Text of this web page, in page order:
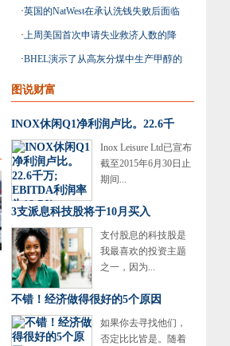
业前景改善;商业
·英国的NatWest在承认洗钱失败后面临
3.4亿英镑的罚款
·上周美国首次申请失业救济人数的降
幅为6月底以来最
·BHEL演示了从高灰分煤中生产甲醇的
技术
图说财富
INOX休闲Q1净利润卢比。22.6千
Inox Leisure Ltd已宣布
截至2015年6月30日止
期间...
3支派息科技股将于10月买入
支付股息的科技股是
我最喜欢的投资主题
之一，因为...
不错！经济做得很好的5个原因
如果你去寻找他们，
否定比比皆是。随着